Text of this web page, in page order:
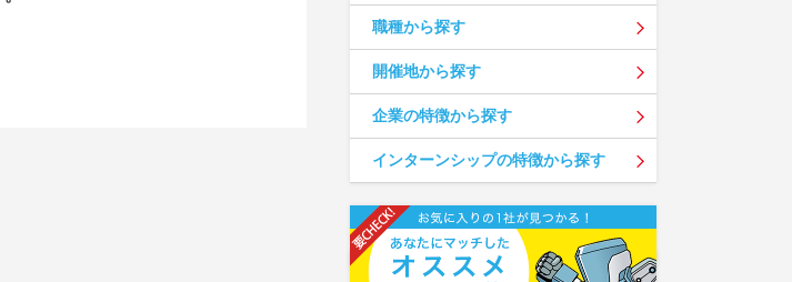
職種から探す
開催地から探す
企業の特徴から探す
インターンシップの特徴から探す